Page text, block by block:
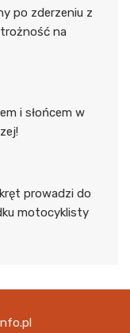
po zderzeniu z
na
i słońcem w
prowadzi do
motocyklisty